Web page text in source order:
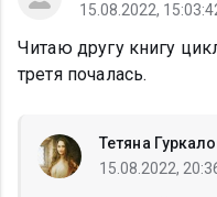
15.08.2022,
Читаю другу книгу
третя почалась.
Тетяна Гуркало
15.08.2022,